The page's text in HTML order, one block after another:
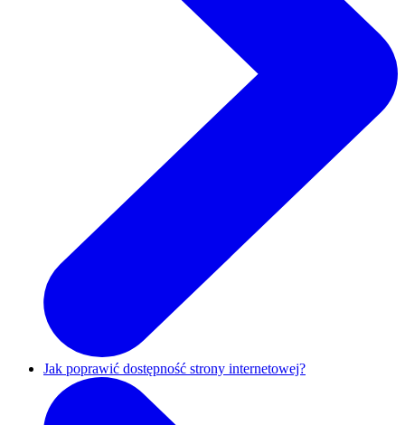
Jak poprawić dostępność strony internetowej?